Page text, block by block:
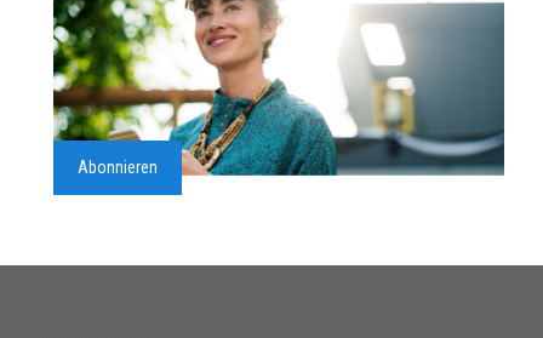
Abonnieren